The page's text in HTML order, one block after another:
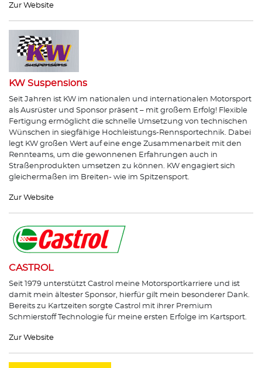
Zur Website
KW Suspensions
Seit Jahren ist KW im nationalen und internationalen Motorsport
als Ausrüster und Sponsor präsent – mit großem Erfolg! Flexible
Fertigung ermöglicht die schnelle Umsetzung von technischen
Wünschen in siegfähige Hochleistungs-Rennsportechnik. Dabei
legt KW großen Wert auf eine enge Zusammenarbeit mit den
Rennteams, um die gewonnenen Erfahrungen auch in
Straßenprodukten umsetzen zu können. KW engagiert sich
gleichermaßen im Breiten- wie im Spitzensport.
Zur Website
CASTROL
Seit 1979 unterstützt Castrol meine Motorsportkarriere und ist
damit mein ältester Sponsor, hierfür gilt mein besonderer Dank.
Bereits zu Kartzeiten sorgte Castrol mit ihrer Premium
Schmierstoff Technologie für meine ersten Erfolge im Kartsport.
Zur Website